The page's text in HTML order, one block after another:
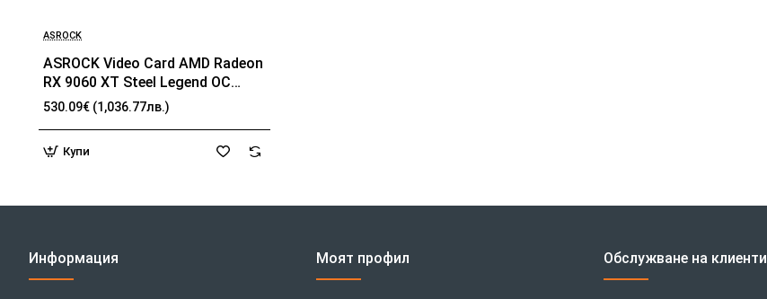
ASROCK
ASROCK Video Card AMD Radeon
RX 9060 XT Steel Legend OC
16GB GDDR6 128-bit HDMI 2x DP
530.09€ (1,036.77лв.)
Купи
Информация Моят профил Обслужване на клиенти